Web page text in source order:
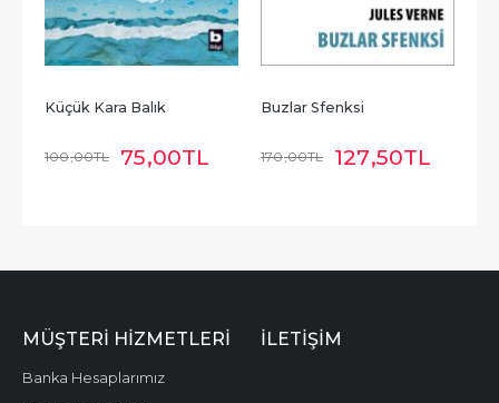
Küçük Kara Balık
100,00TL 75,00TL
Buzlar Sfenksi
170,00TL 127,50TL
MÜŞTERI HIZMETLERI
Banka Hesaplarımız
İLETIŞIM